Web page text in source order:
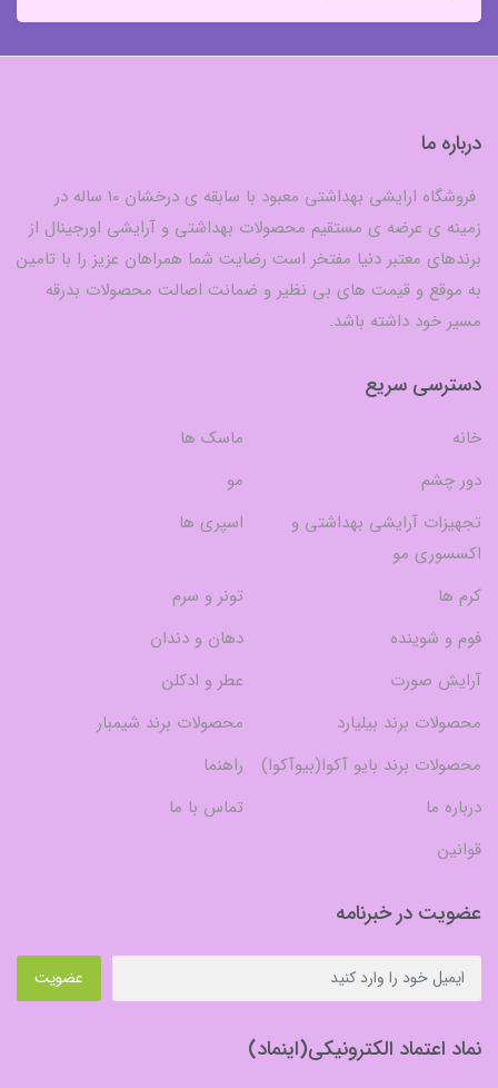
درباره ما
فروشگاه ارایشی بهداشتی معبود با سابقه ی درخشان 10 ساله در
زمینه ی عرضه ی مستقیم محصولات بهداشتی و آرایشی اورجینال از
برندهای معتبر دنیا مفتخر است رضایت شما همراهان عزیز را با تامین
به موقع و قیمت های بی نظیر و ضمانت اصالت محصولات بدرقه
مسیر خود داشته باشد.
دسترسی سریع
خانه
ماسک ها
دور چشم
مو
تجهیزات آرایشی بهداشتی و
اکسسوری مو
اسپری ها
کرم ها
تونر و سرم
فوم و شوینده
دهان و دندان
آرایش صورت
عطر و ادکلن
محصولات برند بیلیارد
محصولات برند شیمبار
محصولات برند بایو آکوا(بیوآکوا)
راهنما
درباره ما
تماس با ما
قوانین
عضویت در خبرنامه
عضویت
نماد اعتماد الکترونیکی(اینماد)